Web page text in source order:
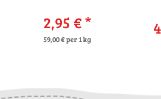
2,95 €*
59,00 € per 1 kg